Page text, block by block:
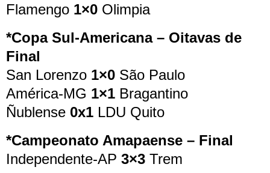
Flamengo 1×0 Olimpia
*Copa Sul-Americana – Oitavas de
Final
San Lorenzo 1×0 São Paulo
América-MG 1×1 Bragantino
Ñublense 0x1 LDU Quito
*Campeonato Amapaense – Final
Independente-AP 3×3 Trem